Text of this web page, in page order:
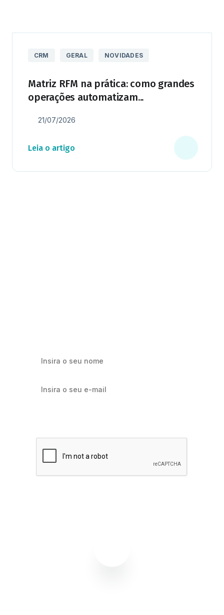
CRM GERAL NOVIDADES
Matriz RFM na prática: como grandes
operações automatizam...
21/07/2026
Leia o artigo